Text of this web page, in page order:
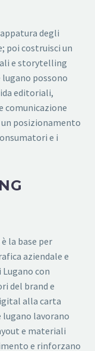
degli
poi costruisci un
e storytelling
possono
editoriali,
comunicazione
posizionamento
e i
la base per
aziendale e
con
del brand e
alla carta
lugano lavorano
e materiali
e rinforzano